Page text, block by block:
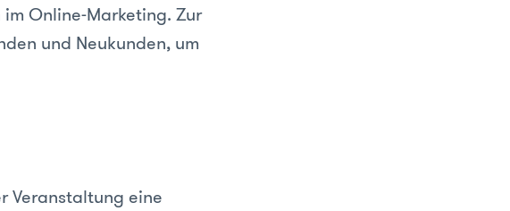
Online-Marketing. Zur
und Neukunden, um
Veranstaltung eine